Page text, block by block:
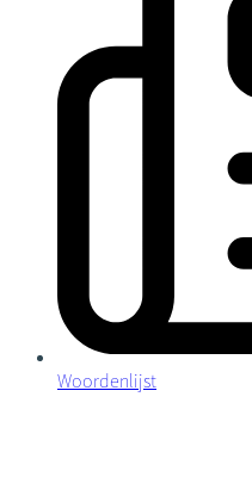
Woordenlijst